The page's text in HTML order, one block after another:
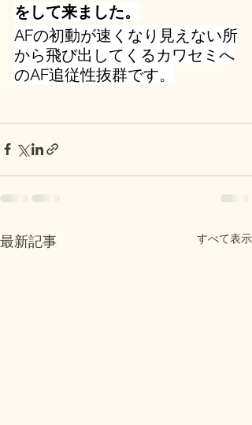
をして来ました。
AFの初動が速くなり見えない所
から飛び出してくるカワセミへ
のAF追従性抜群です。
最新記事 すべて表示